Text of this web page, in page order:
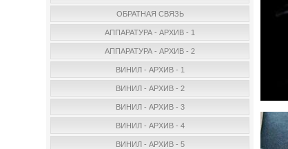
ОБРАТНАЯ СВЯЗЬ
АППАРАТУРА - АРХИВ - 1
АППАРАТУРА - АРХИВ - 2
ВИНИЛ - АРХИВ - 1
ВИНИЛ - АРХИВ - 2
ВИНИЛ - АРХИВ - 3
ВИНИЛ - АРХИВ - 4
ВИНИЛ - АРХИВ - 5